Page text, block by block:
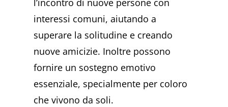
l’incontro di nuove persone con
interessi comuni, aiutando a
superare la solitudine e creando
nuove amicizie. Inoltre possono
fornire un sostegno emotivo
essenziale, specialmente per coloro
che vivono da soli.